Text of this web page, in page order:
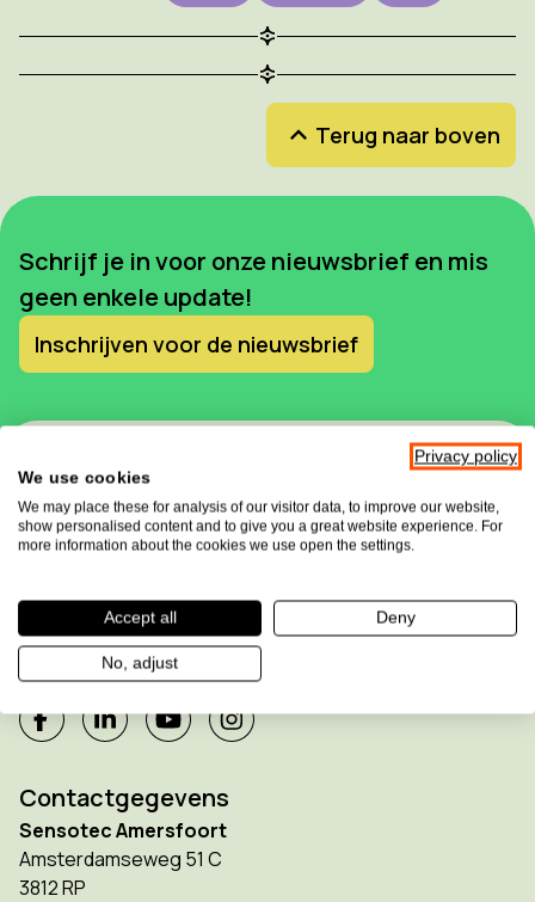
Terug naar boven
Schrijf je in voor onze nieuwsbrief en mis
geen enkele update!
Inschrijven voor de nieuwsbrief
Sensotec maakt deel uit van de
Allkind Group
Contactgegevens
Sensotec Amersfoort
Amsterdamseweg 51 C
3812 RP
Privacy policy
We use cookies
We may place these for analysis of our visitor data, to improve our website,
show personalised content and to give you a great website experience. For
more information about the cookies we use open the settings.
Accept all Deny
No, adjust